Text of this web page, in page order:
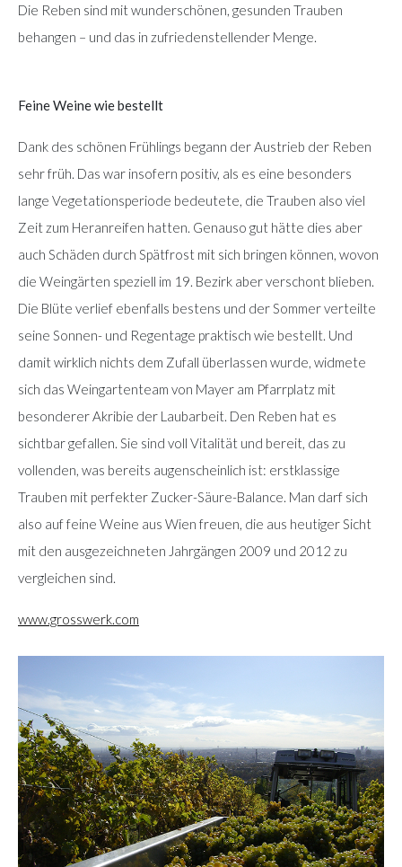
Die Reben sind mit wunderschönen, gesunden Trauben
behangen – und das in zufriedenstellender Menge.
Feine Weine wie bestellt
Dank des schönen Frühlings begann der Austrieb der Reben
sehr früh. Das war insofern positiv, als es eine besonders
lange Vegetationsperiode bedeutete, die Trauben also viel
Zeit zum Heranreifen hatten. Genauso gut hätte dies aber
auch Schäden durch Spätfrost mit sich bringen können, wovon
die Weingärten speziell im 19. Bezirk aber verschont blieben.
Die Blüte verlief ebenfalls bestens und der Sommer verteilte
seine Sonnen- und Regentage praktisch wie bestellt. Und
damit wirklich nichts dem Zufall überlassen wurde, widmete
sich das Weingartenteam von Mayer am Pfarrplatz mit
besonderer Akribie der Laubarbeit. Den Reben hat es
sichtbar gefallen. Sie sind voll Vitalität und bereit, das zu
vollenden, was bereits augenscheinlich ist: erstklassige
Trauben mit perfekter Zucker-Säure-Balance. Man darf sich
also auf feine Weine aus Wien freuen, die aus heutiger Sicht
mit den ausgezeichneten Jahrgängen 2009 und 2012 zu
vergleichen sind.
www.grosswerk.com